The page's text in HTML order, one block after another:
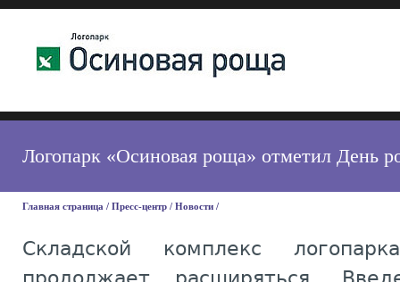
Логопарк «Осиновая роща» отметил День
Главная страница / Пресс-центр / Новости /
Складской комплекс